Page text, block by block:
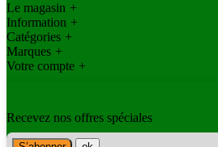
Le magasin +
Information +
Catégories +
Marques +
Votre compte +
Recevez nos offres spéciales